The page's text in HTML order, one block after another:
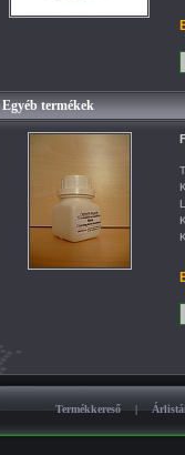
Egyéb termékek
Termékkereső |